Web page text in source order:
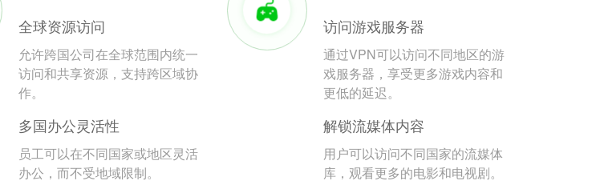
全球资源访问
允许跨国公司在全球范围内统一
访问和共享资源，支持跨区域协
作。
多国办公灵活性
员工可以在不同国家或地区灵活
办公，而不受地域限制。
访问游戏服务器
通过VPN可以访问不同地区的游
戏服务器，享受更多游戏内容和
更低的延迟。
解锁流媒体内容
用户可以访问不同国家的流媒体
库，观看更多的电影和电视剧。